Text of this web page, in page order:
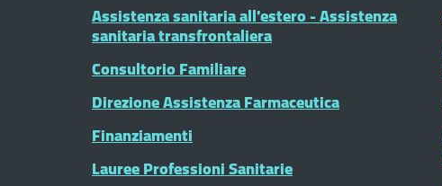
Assistenza sanitaria all'estero - Assistenza
sanitaria transfrontaliera
Consultorio Familiare
Direzione Assistenza Farmaceutica
Finanziamenti
Lauree Professioni Sanitarie